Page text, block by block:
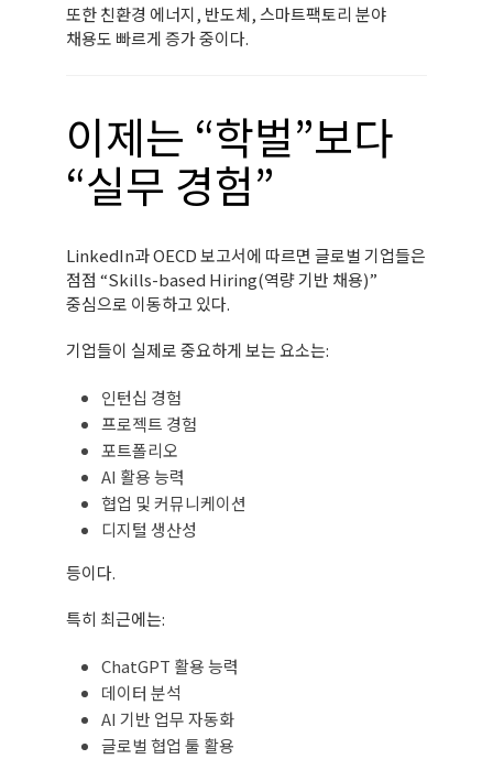
또한 친환경 에너지, 반도체, 스마트팩토리 분야
채용도 빠르게 증가 중이다.
이제는 “학벌”보다
“실무 경험”
LinkedIn과 OECD 보고서에 따르면 글로벌 기업들은
점점 “Skills-based Hiring(역량 기반 채용)”
중심으로 이동하고 있다.
기업들이 실제로 중요하게 보는 요소는:
인턴십 경험
프로젝트 경험
포트폴리오
AI 활용 능력
협업 및 커뮤니케이션
디지털 생산성
등이다.
특히 최근에는:
ChatGPT 활용 능력
데이터 분석
AI 기반 업무 자동화
글로벌 협업 툴 활용